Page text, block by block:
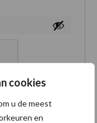
cookies
u de meest
en
om je
om toegang